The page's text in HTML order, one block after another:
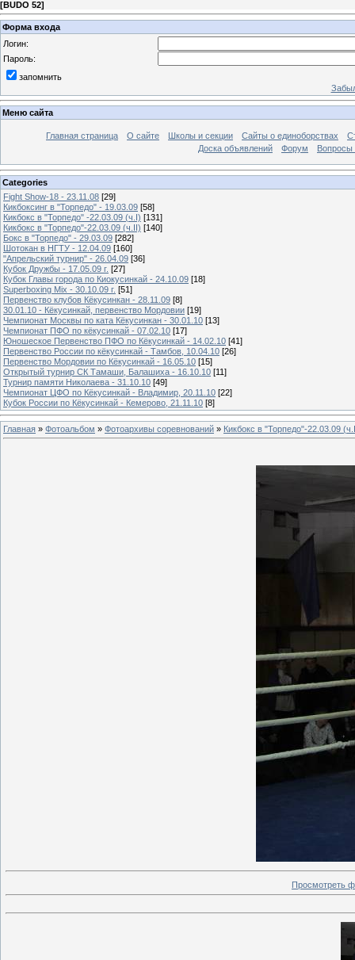
[BUDO 52]
Форма входа
Логин:
Пароль:
запомнить
Меню сайта
Главная страница О сайте Школы и секции Сайты о единоборствах
Доска объявлений
Форум Вопросы
Categories
Fight Show-18 - 23.11.08 [29]
Кикбоксинг в "Торпедо" - 19.03.09 [58]
Кикбокс в "Торпедо" -22.03.09 (ч.I) [131]
Кикбокс в "Торпедо"-22.03.09 (ч.II) [140]
Бокс в "Торпедо" - 29.03.09 [282]
Шотокан в НГТУ - 12.04.09 [160]
"Апрельский турнир" - 26.04.09 [36]
Кубок Дружбы - 17.05.09 г. [27]
Кубок Главы города по Киокусинкай - 24.10.09 [18]
Superboxing Mix - 30.10.09 г. [51]
Первенство клубов Кёкусинкан - 28.11.09 [8]
30.01.10 - Кёкусинкай, первенство Мордовии [19]
Чемпионат Москвы по ката Кёкусинкан - 30.01.10 [13]
Чемпионат ПФО по кёкусинкай - 07.02.10 [17]
Юношеское Первенство ПФО по Кёкусинкай - 14.02.10 [41]
Первенство России по кёкусинкай - Тамбов, 10.04.10 [26]
Первенство Мордовии по Кёкусинкай - 16.05.10 [15]
Открытый турнир СК Тамаши, Балашиха - 16.10.10 [11]
Турнир памяти Николаева - 31.10.10 [49]
Чемпионат ЦФО по Кёкусинкай - Владимир, 20.11.10 [22]
Кубок России по Кёкусинкай - Кемерово, 21.11.10 [8]
Главная » Фотоальбом » Фотоархивы соревнований » Кикбокс в "Торпедо"-22.03.09
Просмотреть